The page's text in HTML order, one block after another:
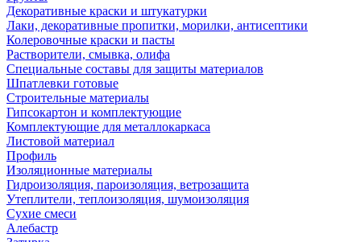
Декоративные краски и штукатурки
Лаки, декоративные пропитки, морилки, антисептики
Колеровочные краски и пасты
Растворители, смывка, олифа
Специальные составы для защиты материалов
Шпатлевки готовые
Строительные материалы
Гипсокартон и комплектующие
Комплектующие для металлокаркаса
Листовой материал
Профиль
Изоляционные материалы
Гидроизоляция, пароизоляция, ветрозащита
Утеплители, теплоизоляция, шумоизоляция
Сухие смеси
Алебастр